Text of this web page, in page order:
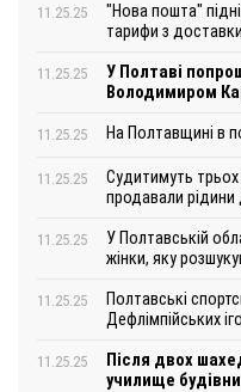
11.25.25
"Нова пошта"
тарифи з доставки
11.25.25
У Полтаві
Володимиром
11.25.25 На Полтавщині в
11.25.25
Судитимуть трьох
продавали рідини
11.25.25
У Полтавській
жінки, яку
11.25.25
Полтавські
Дефлімпійських
11.25.25
Після двох
училище